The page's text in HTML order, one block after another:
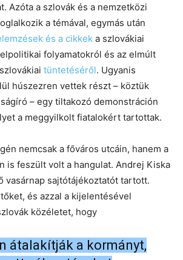
Azóta a szlovák és a nemzetközi
a témával, egymás után
és a cikkek a szlovákiai
folyamatokról és az elmúlt
tüntetéséről. Ugyanis
húszezren vettek részt – köztük
– egy tiltakozó demonstráción
a meggyilkolt fiatalokért tartottak.
nemcsak a főváros utcáin, hanem a
is feszült volt a hangulat. Andrej Kiska
vasárnap sajtótájékoztatót tartott.
és azzal a kijelentésével
közéletet, hogy
átalakítják a kormányt,